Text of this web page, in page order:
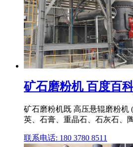
矿石磨粉机 百度百
矿石磨粉机既 高压悬辊磨粉机
英、石膏、重晶石、石灰石、
联系电话: 180 3780 8511